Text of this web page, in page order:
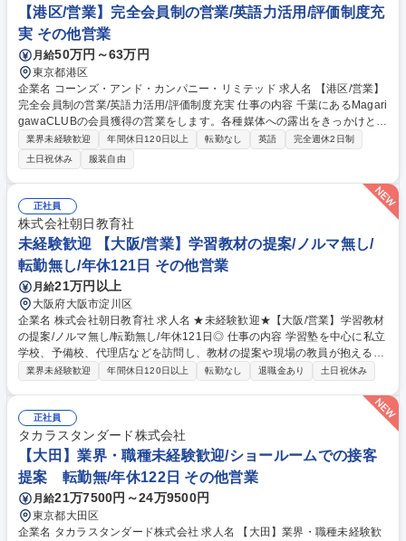
寄り添い中長期的な信頼関係を築き上げる温かいフォロー ※既存顧客がメ
インです！ガツガツした営業ではなく顧客関係性大事です 募集職種 【埼
玉/食品ルート営業】営業経験者歓迎/完全週休二日制/転勤無し/ノルマ無
【港区/営業】完全会員制の営業/英語力活用/評価制度充
実 その他営業
月給50万円～63万円
東京都港区
企業名 コーンズ・アンド・カンパニー・リミテッド 求人名 【港区/営業】
完全会員制の営業/英語力活用/評価制度充実 仕事の内容 千葉にあるMagari
gawaCLUBの会員獲得の営業をします。各種媒体への露出をきっかけとし
た問い合わせからの獲得、紹介からの獲得（会員・グループ会社・販売協
力会社など）を中心にお任せします。 【詳細】■ネット、電話、外部より
問い合わせをいただいた顧客への説明■社内で紹介を受けたお客様へ対し
ての説明■契約書締結、書類関係の作成 ■施設案内（現地への招待）■イベ
ント案内（勧誘の為の招待＋既存会員向け）■イベント企画/運営（どうい
ったイベントを実施するかマーケティング担当とのミーティング、会員様
のアテンド、運営側スタッフとしての対応）■顧客管理（データ管理）※
ノルマはチーム/個人で設定） 募集職種 【港区/営業】完全会員制の営業/英
語力活用/評価制度充実
業界未経験歓迎 年間休日120日以上 転勤なし 英語
完全週休2日制
土日祝休み
服装自由
正社員
株式会社朝日教育社
未経験歓迎 【大阪/営業】学習教材の提案/ノルマ無し/
転勤無し/年休121日 その他営業
月給21万円以上
大阪府大阪市淀川区
企業名 株式会社朝日教育社 求人名 ★未経験歓迎★【大阪/営業】学習教材
の提案/ノルマ無し/転勤無し/年休121日◎ 仕事の内容 学習塾を中心に私立
学校、予備校、代理店などを訪問し、教材の提案や現場の教員が抱える課
題への最適な解決方法を導くサポート業務をお任せします。育成体制も充
で多岐に渡る業務をお任せいたします。 顧客ごと、そして生徒一人ひとり
の課題に向き合い、最適な教材や学習支援ツールを提案。コロナ以降、デ
ジタル教材の需要も急増しており、幅広い選択肢の中から提案力・課題解
決力を磨ける環境です。 営業ノルマがないため、顧客の悩みに真っすぐ向
き合える課題解決型の営業スタイルです。 募集職種 ★未経験歓迎★【大
阪/営業】学習教材の提案/ノルマ無し/転勤無し/年休121日◎
業界未経験歓迎 年間休日120日以上 転勤なし 退職金あり 土日祝休み
正社員
タカラスタンダード株式会社
【大田】業界・職種未経験歓迎/ショールームでの接客
提案 転勤無/年休122日 その他営業
月給21万7500円～24万9500円
東京都大田区
企業名 タカラスタンダード株式会社 求人名 【大田】業界・職種未経験歓